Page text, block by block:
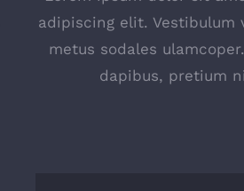
adipiscing elit. Vestibulum
metus sodales
dapibus, pretium